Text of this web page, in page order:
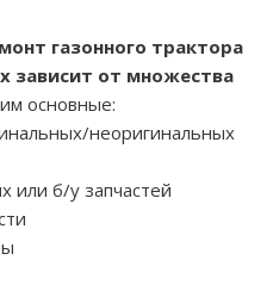
газонного трактора
зависит от множества
основные:
неоригинальных
или б/у запчастей